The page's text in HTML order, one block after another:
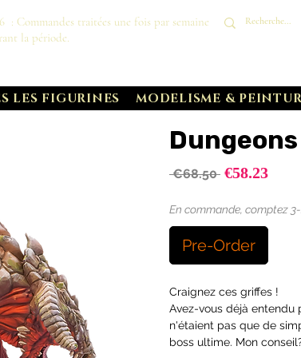
: Commandes traitées une fois par semaine
la période.
LES FIGURINES MODELISME &
€68.50 Regular
€58.23
En commande, comptez
Pre-Order
Craignez ces griffes !
Avez-vous déjà entendu
n'étaient pas que de
boss ultime. Mon